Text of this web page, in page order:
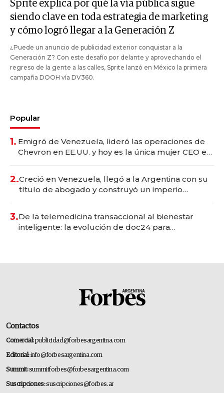
Sprite explica por qué la vía pública sigue
siendo clave en toda estrategia de marketing
y cómo logró llegar a la Generación Z
¿Puede un anuncio de publicidad exterior conquistar a la
Generación Z? Con este desafío por delante y aprovechando el
regreso de la gente a las calles, Sprite lanzó en México la primera
campaña DOOH vía DV360.
Popular
1. Emigró de Venezuela, lideró las operaciones de
Chevron en EE.UU. y hoy es la única mujer CEO en
2.Creció en Venezuela, llegó a la Argentina con su
título de abogado y construyó un imperio
3.De la telemedicina transaccional al bienestar
inteligente: la evolución de doc24 para
Contactos
Comercial:publicidad@forbesargentina.com
Editorial:info@forbesargentina.com
Summit:summitforbes@forbesargentina.com
Suscripciones:suscripciones@forbes.ar